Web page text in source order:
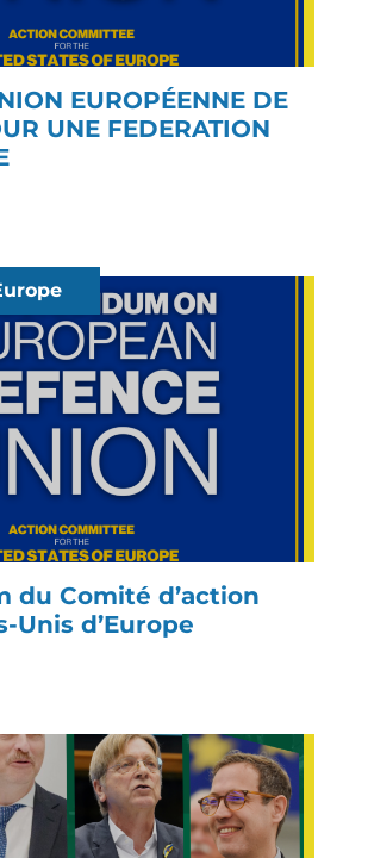
EUROPÉENNE DE
UNE FEDERATION
du Comité d’action
Unis d’Europe